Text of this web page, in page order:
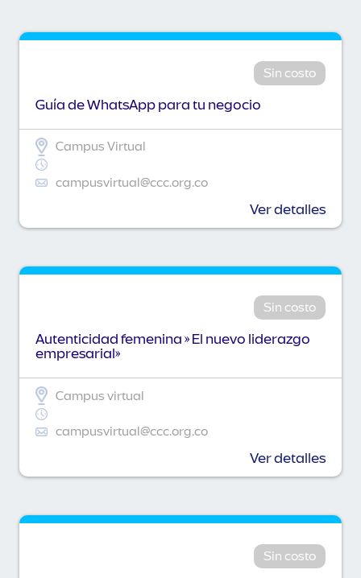
Sin costo
Guía de WhatsApp para tu negocio
Campus Virtual
campusvirtual@ccc.org.co
Ver detalles
Sin costo
Autenticidad femenina » El nuevo liderazgo
empresarial»
Campus virtual
campusvirtual@ccc.org.co
Ver detalles
Sin costo